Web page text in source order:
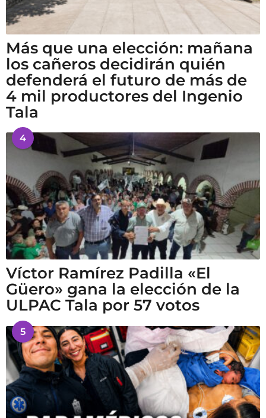
Más que una elección: mañana
los cañeros decidirán quién
defenderá el futuro de más de
4 mil productores del Ingenio
Tala
4
Víctor Ramírez Padilla «El
Güero» gana la elección de la
ULPAC Tala por 57 votos
5